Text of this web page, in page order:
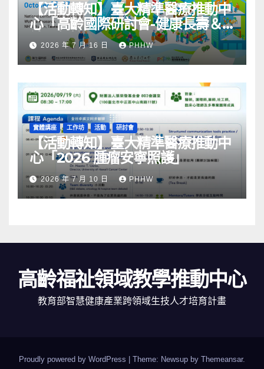
【活動轉知】臺大精準醫療推動中
心「高齡國際研討會-健康長壽＆
社區韌性」
2026 年 7 月 16 日 PHHW
實體講座 工作坊 活動 研討會
【活動轉知】臺大精準醫療推動中
心「2026 腫瘤安寧照護」
2026 年 7 月 10 日 PHHW
高齡福祉領域教學推動中心
教育部智慧健康產業跨領域生技人才培育計畫
Proudly powered by WordPress Theme: Newsup by Themeansar.